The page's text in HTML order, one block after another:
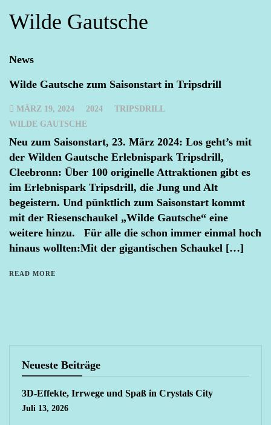
Wilde Gautsche
News
Wilde Gautsche zum Saisonstart in Tripsdrill
MÄRZ 19, 2024 2024
TRIPSDRILL
WILDE GAUTSCHE
Neu zum Saisonstart, 23. März 2024: Los geht’s mit
der Wilden Gautsche Erlebnispark Tripsdrill,
Cleebronn: Über 100 originelle Attraktionen gibt es
im Erlebnispark Tripsdrill, die Jung und Alt
begeistern. Und pünktlich zum Saisonstart kommt
mit der Riesenschaukel „Wilde Gautsche“ eine
weitere hinzu. Für alle die schon immer einmal hoch
hinaus wollten:Mit der gigantischen Schaukel […]
READ MORE
Neueste Beiträge
3D-Effekte, Irrwege und Spaß in Crystals City
Juli 13, 2026